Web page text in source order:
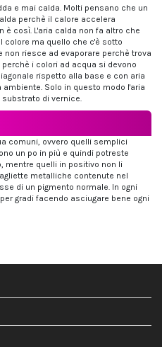
e mai calda. Molti pensano che un
perchè il calore accelera
è così. L'aria calda non fa altro che
colore ma quello che c'è sotto
non riesce ad evaporare perchè trova
i colori ad acqua si devono
rispetto alla base e con aria
Solo in questo modo l'aria
di vernice.
comuni, ovvero quelli semplici
un po in più e quindi potreste
mentre quelli in positivo non li
metalliche contenute nel
di un pigmento normale. In ogni
gradi facendo asciugare bene ogni